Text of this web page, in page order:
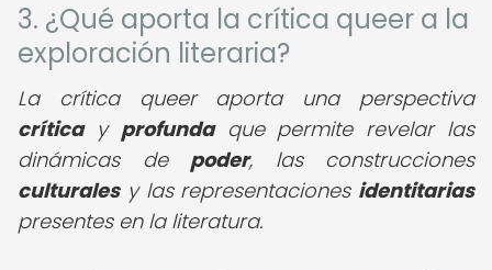
3. ¿Qué aporta la crítica queer a la
exploración literaria?
La crítica queer aporta una perspectiva
críticay profundaque permite revelar las
dinámicas de poder, las construcciones
culturalesy las representaciones identitarias
presentes en la literatura.